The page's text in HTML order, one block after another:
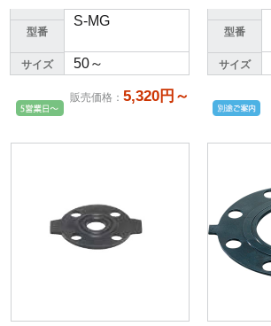
型番
S-MG
サイズ 50～
販売価格 ： 5,320円～
型番
サイズ